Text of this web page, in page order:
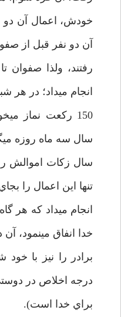
خودش، اعمال آن دو
آن دو نفر قبل از
رفتند، ولذا صفوان
انجام مي­داد؛ در هر
150 ركعت نماز
سال سه ماه روزه
سال زكات اموالش را
تنها اين اعمال را
انجام مي­داد كه هر
خدا انفاق مي­نمود، آن
برادر را نيز با خود
درجه اخلاص در
براي خدا است).